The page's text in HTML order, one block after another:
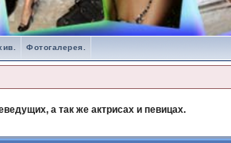
Фотогалерея.
а так же актрисах и певицах.